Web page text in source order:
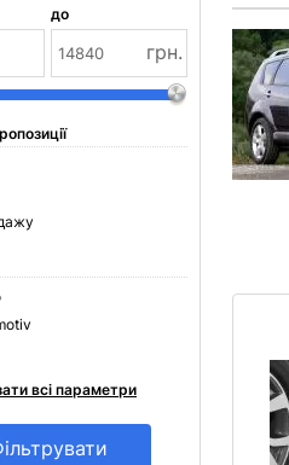
до
грн.
всі параметри